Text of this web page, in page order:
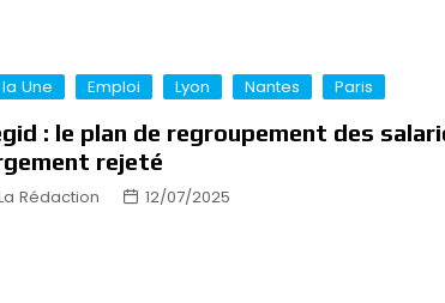
Une Emploi Lyon Nantes Paris
: le plan de regroupement des
rejeté
Rédaction 12/07/2025